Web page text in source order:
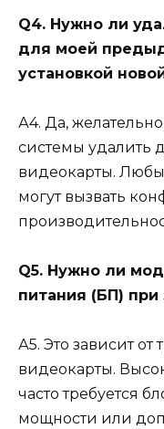
Q4. Нужно ли
для моей
установкой
А4. Да,
системы удалить
видеокарты.
могут вызвать
Q5. Нужно ли
питания (БП)
А5. Это зависит
видеокарты.
часто требуется
мощности или